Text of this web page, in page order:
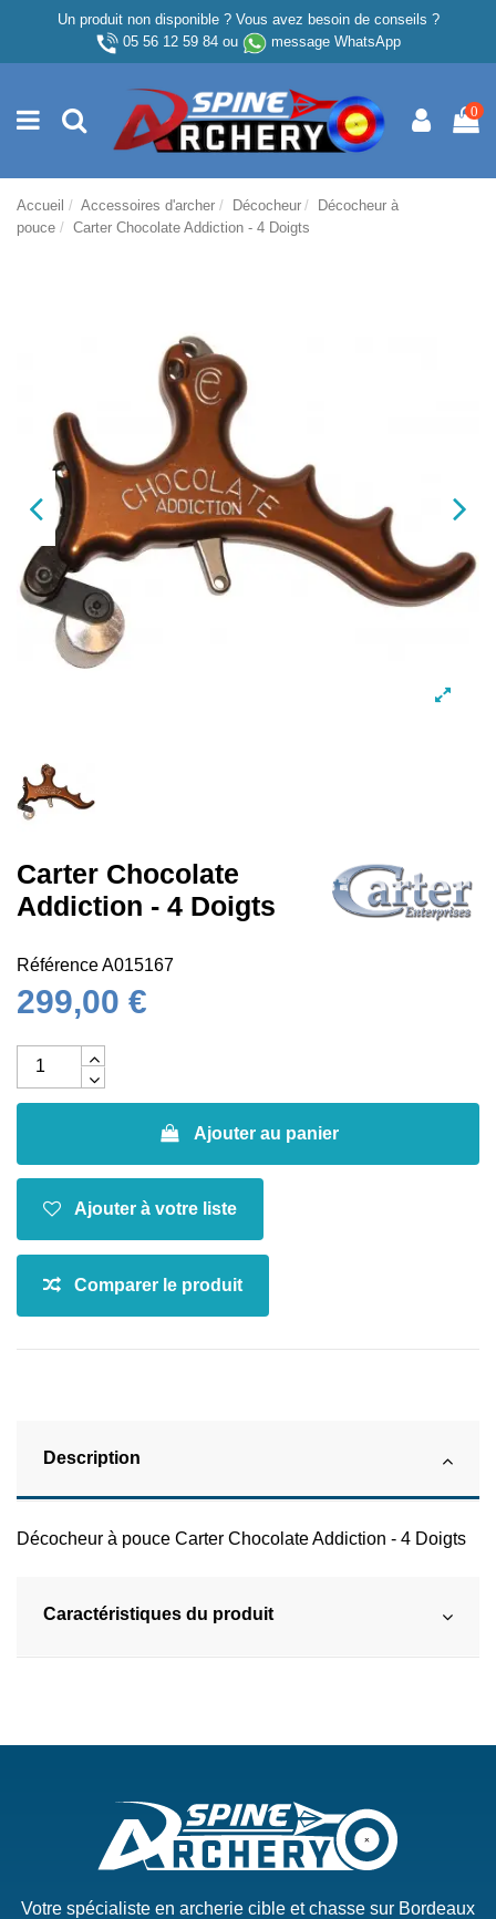
Un produit non disponible ? Vous avez besoin de conseils ?
05 56 12 59 84ou message WhatsApp
0
Accueil Accessoires d'archer Décocheur
Décocheur à
pouce
Carter Chocolate Addiction - 4 Doigts
Carter Chocolate
Addiction - 4 Doigts
RéférenceA015167
299,00 €
Ajouter au panier
Description
Décocheur à pouce Carter Chocolate Addiction - 4 Doigts
Caractéristiques du produit
Votre spécialiste en archerie cible et chasse sur Bordeaux